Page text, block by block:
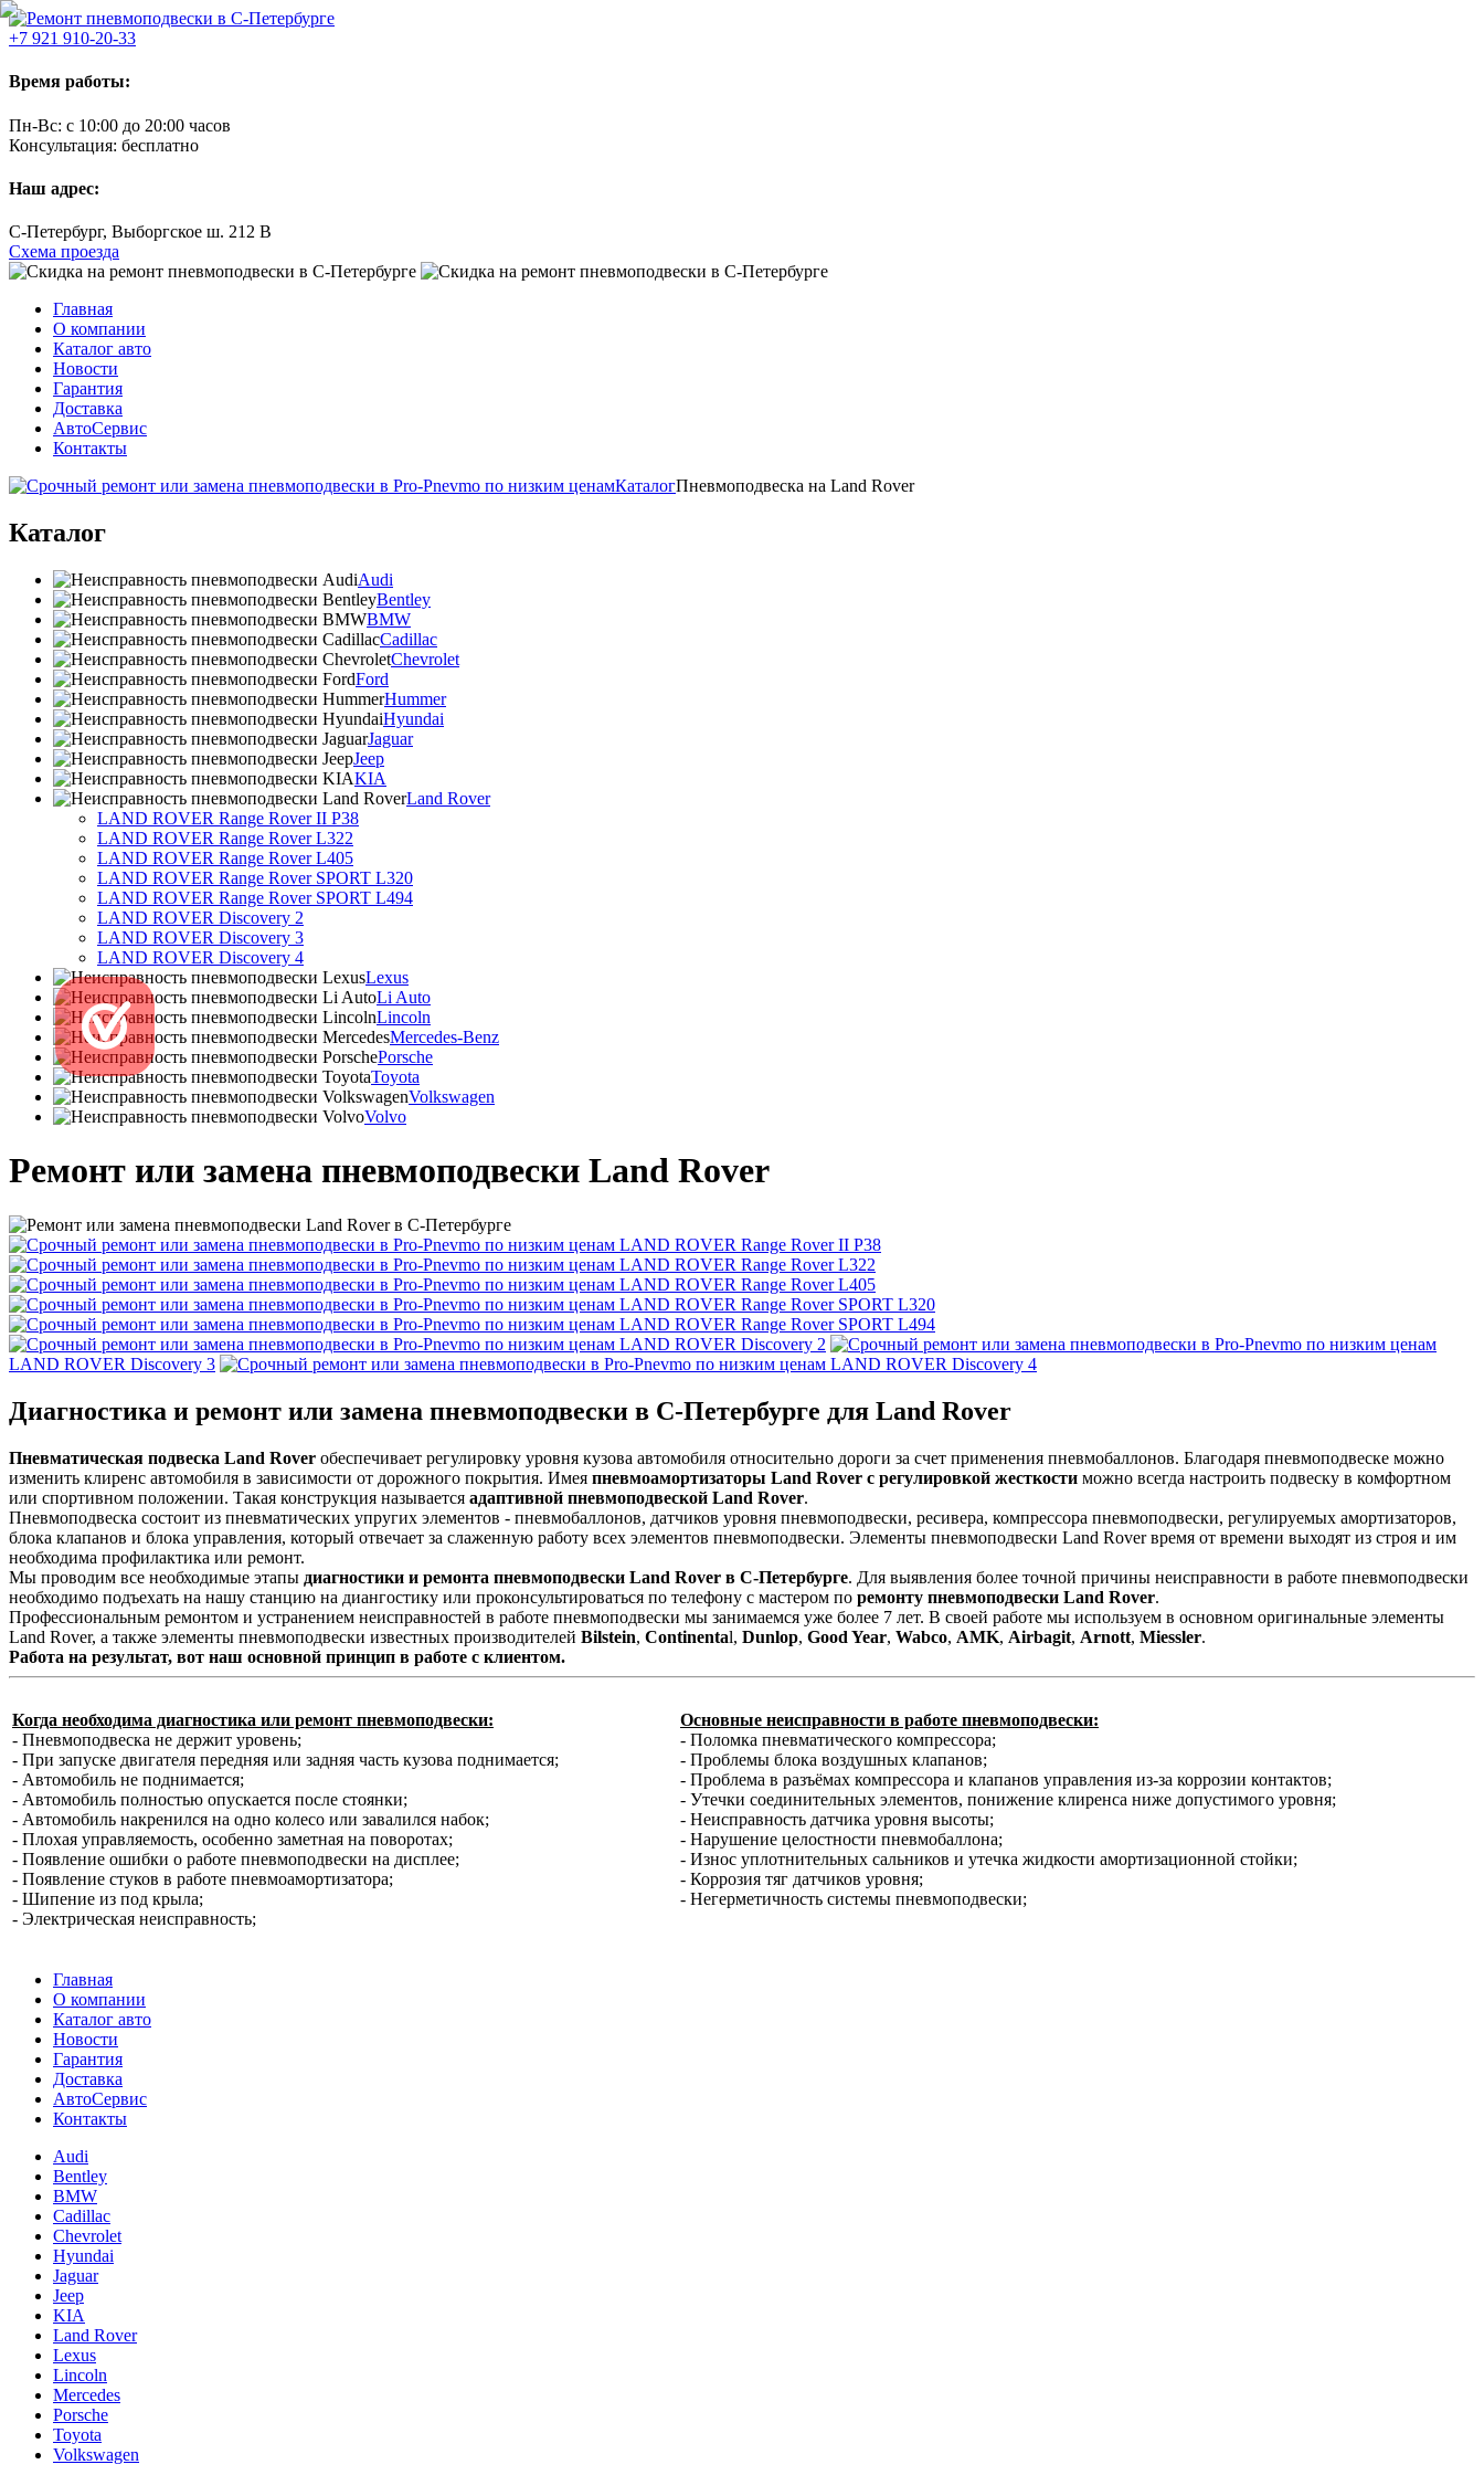
+7 921 910-20-33
Время работы:
Пн-Вс: с 10:00 до 20:00 часов
Консультация: бесплатно
Наш адрес:
C-Петербург, Выборгское ш. 212 В
Схема проезда
Главная
О компании
Каталог авто
Новости
Гарантия
Доставка
АвтоСервис
Контакты
КаталогПневмоподвеска на Land Rover
Каталог
Audi
Bentley
BMW
Cadillac
Chevrolet
Ford
Hummer
Hyundai
Jaguar
Jeep
KIA
Land Rover
LAND ROVER Range Rover II P38
LAND ROVER Range Rover L322
LAND ROVER Range Rover L405
LAND ROVER Range Rover SPORT L320
LAND ROVER Range Rover SPORT L494
LAND ROVER Discovery 2
LAND ROVER Discovery 3
LAND ROVER Discovery 4
Lexus
Li Auto
Lincoln
Mercedes-Benz
Porsche
Toyota
Volkswagen
Volvo
Ремонт или замена пневмоподвески Land Rover
LAND ROVER Range Rover II P38
LAND ROVER Range Rover L322
LAND ROVER Range Rover L405
LAND ROVER Range Rover SPORT L320
LAND ROVER Range Rover SPORT L494
LAND ROVER Discovery 2
LAND ROVER Discovery 3
LAND ROVER Discovery 4
Диагностика и ремонт или замена пневмоподвески в С-Петербурге для Land Rover
Пневматическая подвеска Land Rover обеспечивает регулировку уровня кузова автомобиля относительно дороги за счет применения пневмобаллонов. Благодаря пневмоподвеске можно
изменить клиренс автомобиля в зависимости от дорожного покрытия. Имея пневмоамортизаторы Land Rover с регулировкой жесткости можно всегда настроить подвеску в комфортном
или спортивном положении. Такая конструкция называется адаптивной пневмоподвеской Land Rover.
Пневмоподвеска состоит из пневматических упругих элементов - пневмобаллонов, датчиков уровня пневмоподвески, ресивера, компрессора пневмоподвески, регулируемых амортизаторов,
блока клапанов и блока управления, который отвечает за слаженную работу всех элементов пневмоподвески. Элементы пневмоподвески Land Rover время от времени выходят из строя и им
необходима профилактика или ремонт.
Мы проводим все необходимые этапы диагностики и ремонта пневмоподвески Land Rover в С-Петербурге. Для выявления более точной причины неисправности в работе пневмоподвески
необходимо подъехать на нашу станцию на диангостику или проконсультироваться по телефону с мастером по ремонту пневмоподвески Land Rover.
Профессиональным ремонтом и устранением неисправностей в работе пневмоподвески мы занимаемся уже более 7 лет. В своей работе мы используем в основном оригинальные элементы
Land Rover, а также элементы пневмоподвески известных производителей Bilstein, Continental, Dunlop, Good Year, Wabco, AMK, Airbagit, Arnott, Miessler.
Работа на результат, вот наш основной принцип в работе с клиентом.
Когда необходима диагностика или ремонт пневмоподвески:
- Пневмоподвеска не держит уровень;
- При запуске двигателя передняя или задняя часть кузова поднимается;
- Автомобиль не поднимается;
- Автомобиль полностью опускается после стоянки;
- Автомобиль накренился на одно колесо или завалился набок;
- Плохая управляемость, особенно заметная на поворотах;
- Появление ошибки о работе пневмоподвески на дисплее;
- Появление стуков в работе пневмоамортизатора;
- Шипение из под крыла;
- Электрическая неисправность;
Основные неисправности в работе пневмоподвески:
- Поломка пневматического компрессора;
- Проблемы блока воздушных клапанов;
- Проблема в разъёмах компрессора и клапанов управления из-за коррозии контактов;
- Утечки соединительных элементов, понижение клиренса ниже допустимого уровня;
- Неисправность датчика уровня высоты;
- Нарушение целостности пневмобаллона;
- Износ уплотнительных сальников и утечка жидкости амортизационной стойки;
- Коррозия тяг датчиков уровня;
- Негерметичность системы пневмоподвески;
Главная
О компании
Каталог авто
Новости
Гарантия
Доставка
АвтоСервис
Контакты
Audi
Bentley
BMW
Cadillac
Chevrolet
Hyundai
Jaguar
Jeep
KIA
Land Rover
Lexus
Lincoln
Mercedes
Porsche
Toyota
Volkswagen